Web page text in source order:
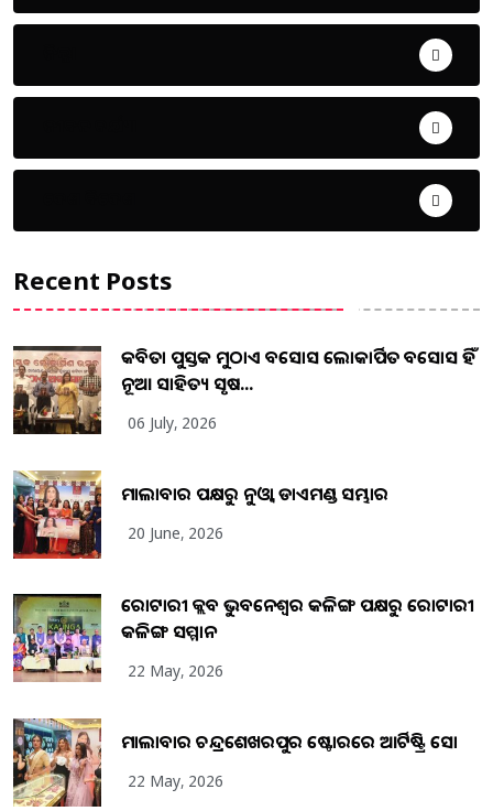
Recent Posts
କବିତା ପୁସ୍ତକ ମୁଠାଏ ଅବସୋସ ଲୋକାର୍ପିତ ଅବସୋସ ହିଁ
ନୂଆ ସାହିତ୍ୟ ସୃଷ...
06 July, 2026
ମାଲାବାର ପକ୍ଷରୁ ନୁଓ୍ବା ଡାଏମଣ୍ଡ ସମ୍ଭାର
20 June, 2026
ରୋଟାରୀ କ୍ଲବ ଭୁବନେଶ୍ୱର କଳିଙ୍ଗ ପକ୍ଷରୁ ରୋଟାରୀ
କଳିଙ୍ଗ ସମ୍ମାନ
22 May, 2026
ମାଲାବାର ଚନ୍ଦ୍ରଶେଖରପୁର ଷ୍ଟୋରରେ ଆର୍ଟିଷ୍ଟ୍ରି ସୋ
22 May, 2026